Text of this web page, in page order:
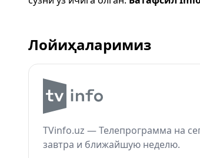
Лойиҳаларимиз
TVinfo.uz — Телепрограмма на
завтра и ближайшую неделю.